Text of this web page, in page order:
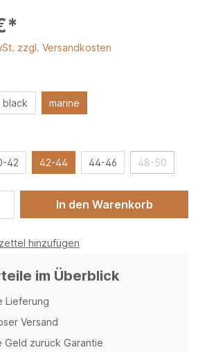
zzgl. Versandkosten
black marine
42 42-44 44-46 48-50
In den Warenkorb
hinzufügen
im Überblick
Lieferung
Versand
Geld zurück Garantie